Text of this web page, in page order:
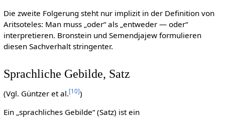
Die zweite Folgerung steht nur implizit in der Definition von
Aritsoteles: Man muss „oder“ als „entweder — oder“
interpretieren. Bronstein und Semendjajew formulieren
diesen Sachverhalt stringenter.
Sprachliche Gebilde, Satz
(Vgl. Güntzer et al.[10])
Ein „sprachliches Gebilde“ (Satz) ist ein